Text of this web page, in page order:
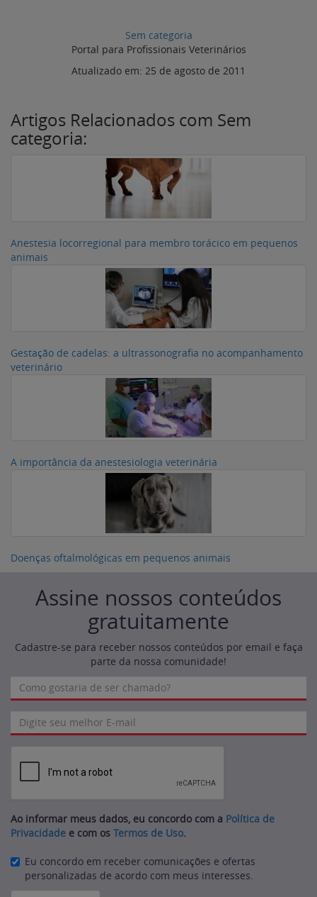
Sem categoria
Portal para Profissionais Veterinários
Atualizado em: 25 de agosto de 2011
Artigos Relacionados com Sem
categoria:
Anestesia locorregional para membro torácico em pequenos
animais
Gestação de cadelas: a ultrassonografia no acompanhamento
veterinário
A importância da anestesiologia veterinária
Doenças oftalmológicas em pequenos animais
Assine nossos conteúdos
gratuitamente
Cadastre-se para receber nossos conteúdos por email e faça
parte da nossa comunidade!
Ao informar meus dados, eu concordo com a Política de
Privacidade e com os Termos de Uso.
Eu concordo em receber comunicações e ofertas
personalizadas de acordo com meus interesses.